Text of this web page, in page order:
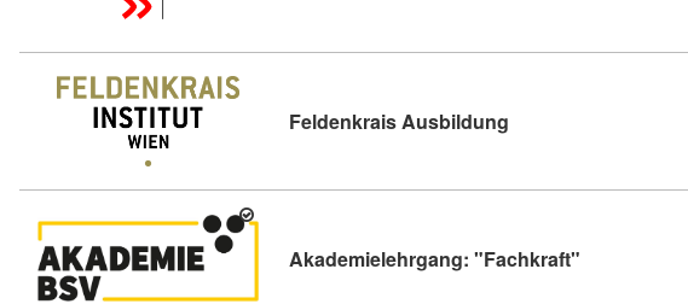
Feldenkrais Ausbildung Kursdetail:
Akademielehrgang: "Fachkraft" Kursdetail: